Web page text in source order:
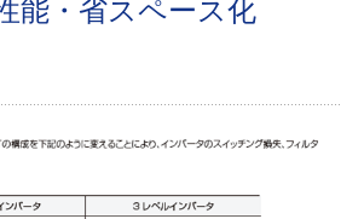
能・省スペース化